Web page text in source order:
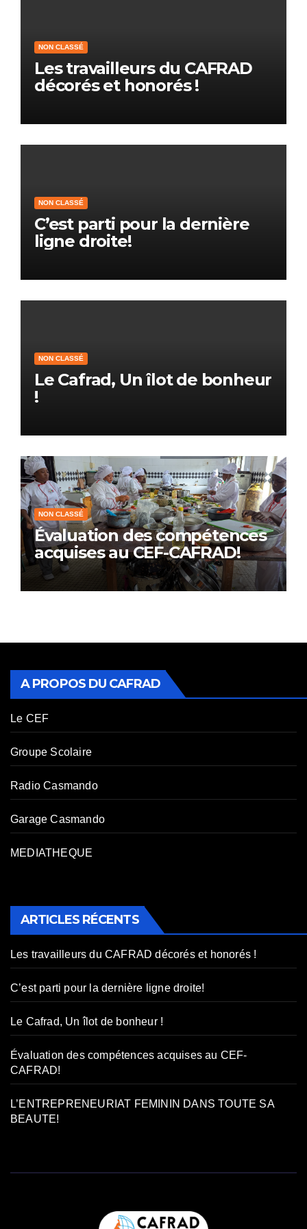
NON CLASSÉ
Les travailleurs du CAFRAD
décorés et honorés !
NON CLASSÉ
C’est parti pour la dernière
ligne droite!
NON CLASSÉ
Le Cafrad, Un îlot de bonheur
!
NON CLASSÉ
Évaluation des compétences
acquises au CEF-CAFRAD!
A PROPOS DU CAFRAD
Le CEF
Groupe Scolaire
Radio Casmando
Garage Casmando
MEDIATHEQUE
ARTICLES RÉCENTS
Les travailleurs du CAFRAD décorés et honorés !
C’est parti pour la dernière ligne droite!
Le Cafrad, Un îlot de bonheur !
Évaluation des compétences acquises au CEF-
CAFRAD!
L’ENTREPRENEURIAT FEMININ DANS TOUTE SA
BEAUTE!